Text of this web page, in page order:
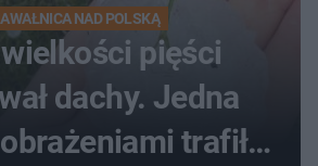
NAD POLSKĄ
pięści
dachy. Jedna
trafiła